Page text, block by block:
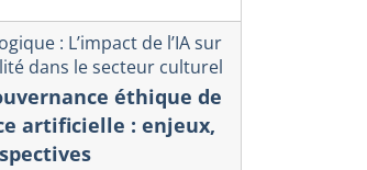
: L’impact de l’IA sur
dans le secteur culturel
éthique de
artificielle : enjeux,